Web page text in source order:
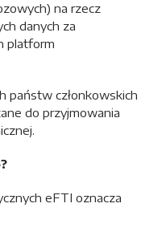
na rzecz
danych za
platform
państw członkowskich
do przyjmowania
eFTI oznacza